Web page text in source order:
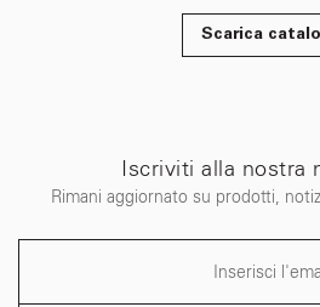
Scarica
Iscriviti alla nostra
Rimani aggiornato su prodotti,